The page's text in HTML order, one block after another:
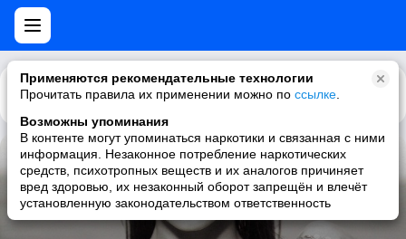
Применяются рекомендательные технологии
Прочитать правила их применении можно по ссылке
Возможны упоминания
В контенте могут упоминаться наркотики и связанная с ними
информация. Незаконное потребление наркотических
средств, психотропных веществ и их аналогов причиняет
вред здоровью, их незаконный оборот запрещён и влечёт
установленную законодательством ответственность
Каталог Рекомендации
If I Were A Boy
Beyoncé